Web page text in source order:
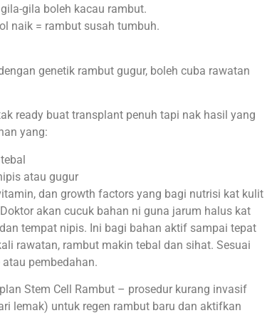
gila boleh kacau rambut.
naik = rambut susah tumbuh.
genetik rambut gugur, boleh cuba rawatan
ready buat transplant penuh tapi nak hasil yang
yang:
atau gugur
dan growth factors yang bagi nutrisi kat kulit
akan cucuk bahan ni guna jarum halus kat
tempat nipis. Ini bagi bahan aktif sampai tepat
rawatan, rambut makin tebal dan sihat. Sesuai
pembedahan.
Stem Cell Rambut – prosedur kurang invasif
lemak) untuk regen rambut baru dan aktifkan